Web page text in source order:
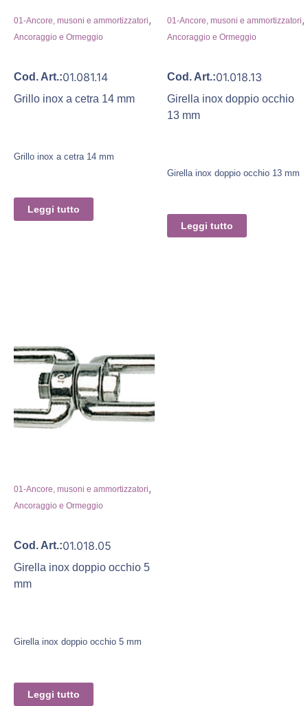
01-Ancore, musoni e ammortizzatori,
Ancoraggio e Ormeggio
Cod. Art.:01.081.14
Grillo inox a cetra 14 mm
Grillo inox a cetra 14 mm
Leggi tutto
01-Ancore, musoni e ammortizzatori,
Ancoraggio e Ormeggio
Cod. Art.:01.018.13
Girella inox doppio occhio
13 mm
Girella inox doppio occhio 13 mm
Leggi tutto
01-Ancore, musoni e ammortizzatori,
Ancoraggio e Ormeggio
Cod. Art.:01.018.05
Girella inox doppio occhio 5
mm
Girella inox doppio occhio 5 mm
Leggi tutto